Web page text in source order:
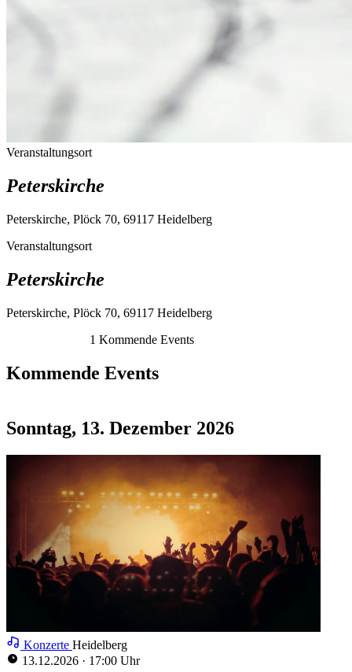
Veranstaltungsort
Peterskirche
Peterskirche, Plöck 70, 69117 Heidelberg
Veranstaltungsort
Peterskirche
Peterskirche, Plöck 70, 69117 Heidelberg
1 Kommende Events
Kommende Events
Sonntag, 13. Dezember 2026
Konzerte Heidelberg
13.12.2026 · 17:00 Uhr